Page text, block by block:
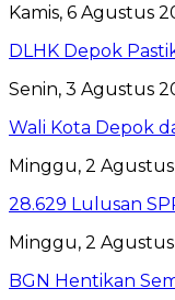
Kamis, 6 Agustus
DLHK Depok
Senin, 3 Agustus
Wali Kota Depok
Minggu, 2 Agustus
28.629 Lulusan
Minggu, 2
BGN Hentikan